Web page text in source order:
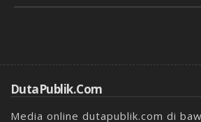
DutaPublik.com
Media online dutapublik.com di